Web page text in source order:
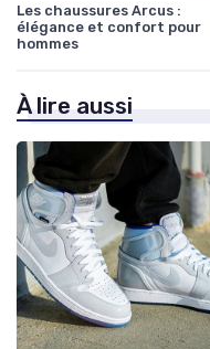
Les chaussures Arcus :
élégance et confort pour
hommes
À lire aussi